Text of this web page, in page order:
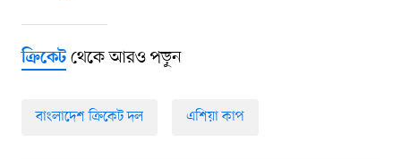
ক্রিকেটথেকে আরও পড়ুন
বাংলাদেশ ক্রিকেট দল এশিয়া কাপ